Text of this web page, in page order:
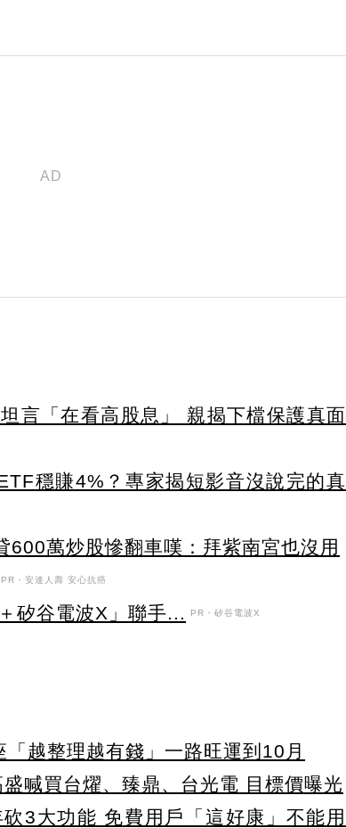
言「在看高股息」 親揭下檔保護真面
穩賺4%？專家揭短影音沒說完的真
600萬炒股慘翻車嘆：拜紫南宮也沒用
PR・安達人壽 安心抗癌
矽谷電波X」聯手... PR・矽谷電波X
越整理越有錢」一路旺運到10月
喊買台燿、臻鼎、台光電 目標價曝光
3大功能 免費用戶「這好康」不能用